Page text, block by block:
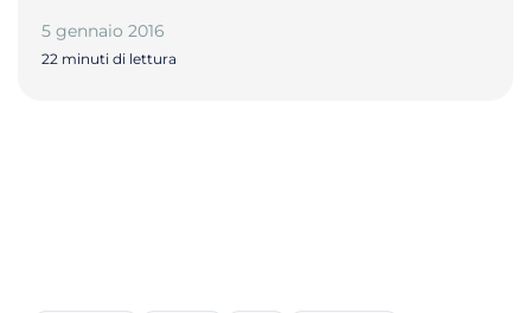
5 gennaio 2016
22 minuti di lettura